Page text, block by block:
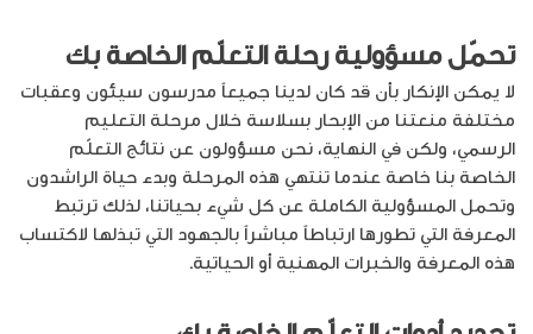
تحمّل مسؤولية رحلة التعلّم الخاصة بك
لا يمكن الإنكار بأن قد كان لدينا جميعاً مدرسون سيئون وعقبات
مختلفة منعتنا من الإبحار بسلاسة خلال مرحلة التعليم
الرسمي، ولكن في النهاية، نحن مسؤولون عن نتائج التعلّم
الخاصة بنا خاصة عندما تنتهي هذه المرحلة وبدء حياة الراشدون
وتحمل المسؤولية الكاملة عن كل شيء بحياتنا، لذلك ترتبط
المعرفة التي تطورها ارتباطاً مباشراً بالجهود التي تبذلها لاكتساب
هذه المعرفة والخبرات المهنية أو الحياتية.